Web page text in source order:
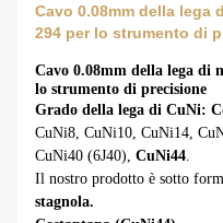
Cavo 0.08mm della lega
294 per lo strumento di
Cavo 0.08mm della lega di
lo strumento di precisione
Grado della lega di CuNi:
CuNi8, CuNi10, CuNi14,
CuNi40 (6J40), CuNi44.
Il nostro prodotto è sotto
stagnola.